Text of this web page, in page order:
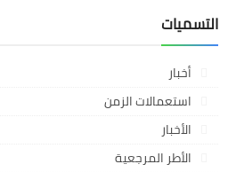
التسميات
أخبار
استعمالات الزمن
الأخبار
الأطر المرجعية